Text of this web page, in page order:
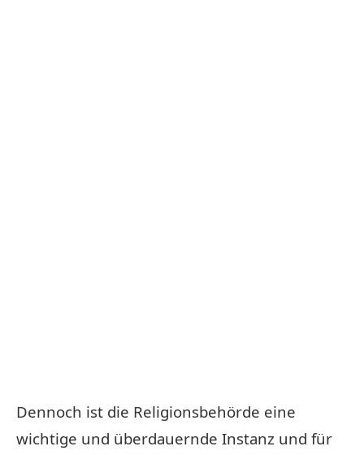
Dennoch ist die Religionsbehörde eine
wichtige und überdauernde Instanz und für